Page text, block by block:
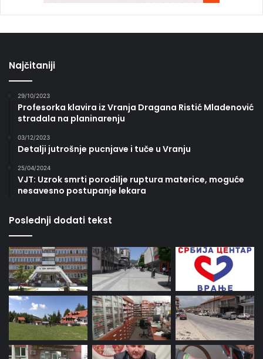
Najčitaniji
29/10/2023
Profesorka klavira iz Vranja Dragana Ristić Mladenović
stradala na planinarenju
03/12/2023
Detalji jutrošnje pucnjave i tuče u Vranju
25/04/2024
VJT: Uzrok smrti porodilje ruptura materice, moguće
nesavesno postupanje lekara
Poslednji dodati tekst